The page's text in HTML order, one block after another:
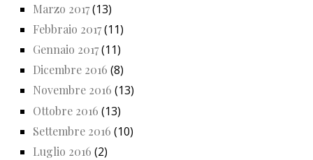
Marzo 2017(13)
Febbraio 2017(11)
Gennaio 2017(11)
Dicembre 2016 (8)
Novembre 2016 (13)
Ottobre 2016 (13)
Settembre 2016 (10)
Luglio 2016 (2)